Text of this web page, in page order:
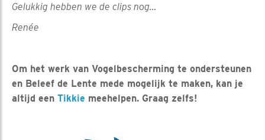
Gelukkig hebben we de clips nog…
Renée
Om het werk van Vogelbescherming te ondersteunen
en Beleef de Lente mede mogelijk te maken, kan je
altijd een Tikkie meehelpen. Graag zelfs!